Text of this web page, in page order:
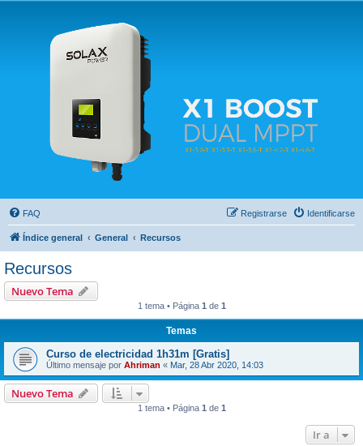
Solax FAQ
Lugar para intercambiar dudas sobre inversores solares Solax y temas relacionados.
FAQ Identificarse
Registrarse
Índice general General Recursos
Recursos
Nuevo Tema
1 tema • Página 1 de 1
Temas
Curso de electricidad 1h31m [Gratis]
Último mensaje por Ahriman « Mar, 28 Abr 2020, 14:03
Nuevo Tema
1 tema • Página 1 de 1
Ir a